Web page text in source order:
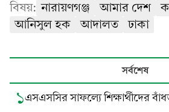
বিষয়: নারায়ণগঞ্জ আমার দেশ
আনিসুল হক
আদালত ঢাকা
সর্বশেষ
১এসএসসির সাফল্যে শিক্ষার্থীদের